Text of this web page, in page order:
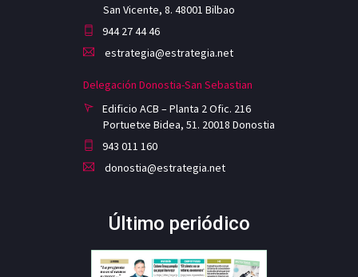
San Vicente, 8. 48001 Bilbao
944 27 44 46
estrategia@estrategia.net
Delegación Donostia-San Sebastian
Edificio ACB – Planta 2 Ofic. 216
Portuetxe Bidea, 51. 20018 Donostia
943 011 160
donostia@estrategia.net
Último periódico